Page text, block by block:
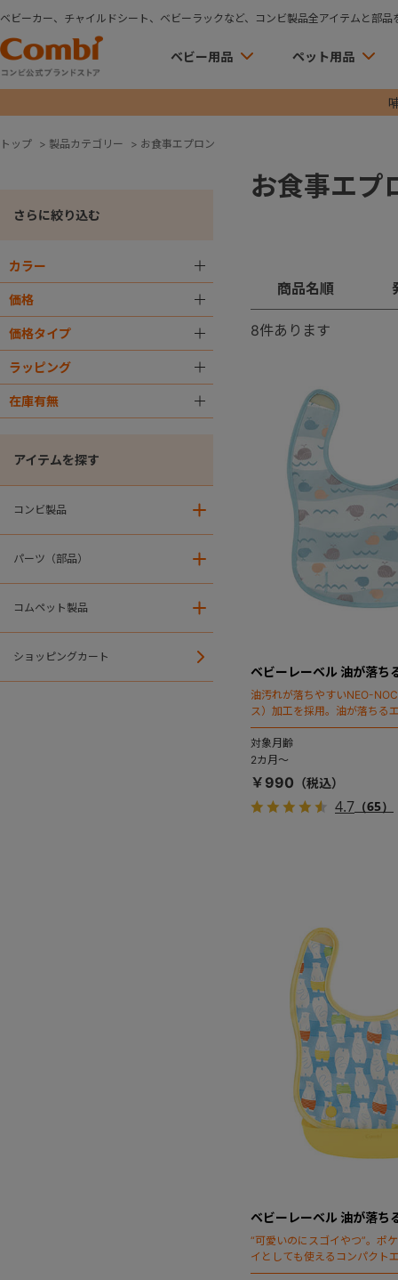
ベビーカー、チャイルドシート、ベビーラックなど、コンビ製品全アイテムと部品
ベビー用品 ペット用品
トップ > 製品カテゴリー > お食事エプロン
さらに絞り込む
カラー
価格
価格タイプ
ラッピング
在庫有無
アイテムを探す
コンビ製品
パーツ（部品）
コムペット製品
ショッピングカート
お食事エプ
商品名順
8件あります
ベビーレーベル 油が落ち
油汚れが落ちやすいNEO-
ス）加工を採用。油が落ちる
としても人気のスタイに新色
対象月齢
2カ月～
￥990
4.7 （65）
ベビーレーベル 油が落ち
“可愛いのにスゴイやつ”。ポ
イとしても使えるコンパクト
ラーが登場！油汚れが落ちや